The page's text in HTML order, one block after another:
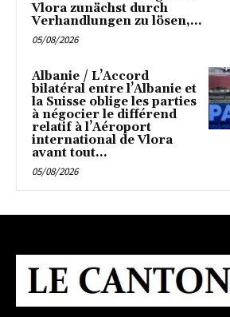
Vlora zunächst durch
Verhandlungen zu lösen,...
05/08/2026
Albanie / L’Accord
bilatéral entre l’Albanie et
la Suisse oblige les parties
à négocier le différend
relatif à l’Aéroport
international de Vlora
avant tout...
05/08/2026